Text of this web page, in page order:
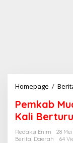
Homepage /
Pemkab
Kali
Redaksi Enim
28
Berita, Daerah 64